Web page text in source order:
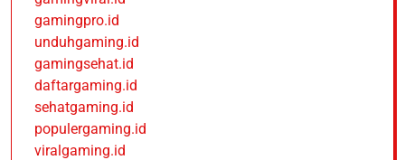
gamingpro.id
unduhgaming.id
gamingsehat.id
daftargaming.id
sehatgaming.id
populergaming.id
viralgaming.id